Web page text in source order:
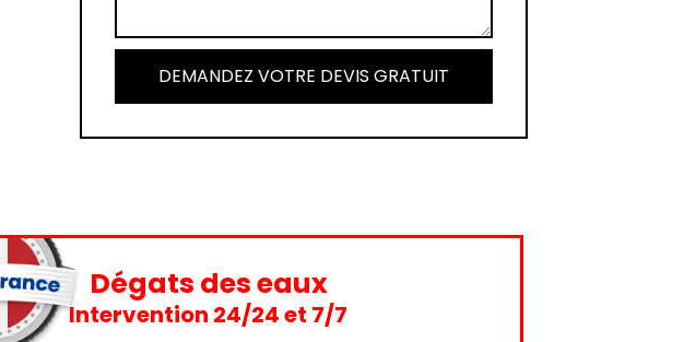
DEMANDEZ VOTRE DEVIS GRATUIT
Dégats des eaux
Intervention 24/24 et 7/7